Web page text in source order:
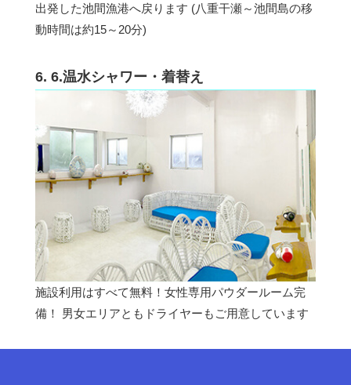
出発した池間漁港へ戻ります (八重干瀬～池間島の移
動時間は約15～20分)
6. 6.温水シャワー・着替え
施設利用はすべて無料！女性専用パウダールーム完
備！ 男女エリアともドライヤーもご用意しています